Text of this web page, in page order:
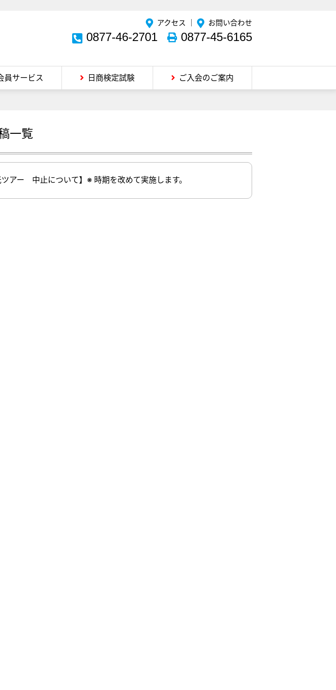
アクセス お問い合わせ
0877-46-2701 0877-45-6165
員サービス 日商検定試験 ご入会のご案内
一覧
ツアー 中止について】※ 時期を改めて実施します。